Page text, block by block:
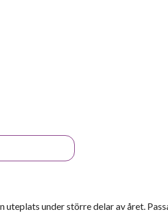
under större delar av året.